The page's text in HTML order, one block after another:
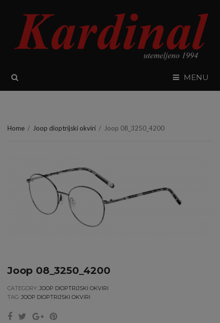
MENU
Home / Joop dioptrijski okviri / Joop 08_3250_4200
Joop 08_3250_4200
CATEGORY: JOOP DIOPTRIJSKI OKVIRI
TAG: JOOP DIOPTRIJSKI OKVIRI